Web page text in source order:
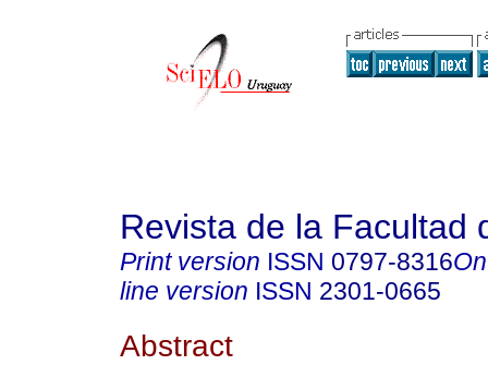
Revista de la Facultad
Print version ISSN 0797-8316
line version ISSN 2301-0665
Abstract